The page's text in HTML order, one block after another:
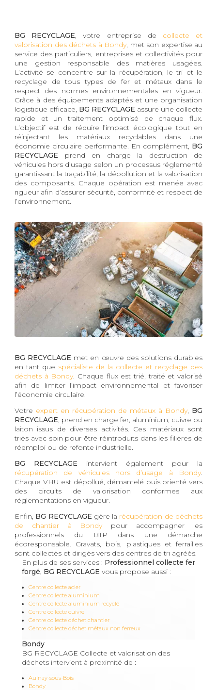
BG RECYCLAGE, votre entreprise de collecte et
valorisation des déchets à Bondy, met son expertise au
service des particuliers, entreprises et collectivités pour
une gestion responsable des matières usagées.
L’activité se concentre sur la récupération, le tri et le
recyclage de tous types de fer et métaux dans le
respect des normes environnementales en vigueur.
Grâce à des équipements adaptés et une organisation
logistique efficace, BG RECYCLAGE assure une collecte
rapide et un traitement optimisé de chaque flux.
L’objectif est de réduire l’impact écologique tout en
réinjectant les matériaux recyclables dans une
économie circulaire performante. En complément, BG
RECYCLAGE prend en charge la destruction de
véhicules hors d’usage selon un processus réglementé
garantissant la traçabilité, la dépollution et la valorisation
des composants. Chaque opération est menée avec
rigueur afin d’assurer sécurité, conformité et respect de
l’environnement.
BG RECYCLAGE met en œuvre des solutions durables
en tant que spécialiste de la collecte et recyclage des
déchets à Bondy. Chaque flux est trié, traité et valorisé
afin de limiter l’impact environnemental et favoriser
l’économie circulaire.
Votre expert en récupération de métaux à Bondy, BG
RECYCLAGE, prend en charge fer, aluminium, cuivre ou
laiton issus de diverses activités. Ces matériaux sont
triés avec soin pour être réintroduits dans les filières de
réemploi ou de refonte industrielle.
BG RECYCLAGE intervient également pour la
récupération de véhicules hors d’usage à Bondy.
Chaque VHU est dépollué, démantelé puis orienté vers
des circuits de valorisation conformes aux
réglementations en vigueur.
Enfin, BG RECYCLAGE gère la récupération de déchets
de chantier à Bondypour accompagner les
professionnels du BTP dans une démarche
écoresponsable. Gravats, bois, plastiques et ferrailles
sont collectés et dirigés vers des centres de tri agréés.
En plus de ses services : Professionnel collecte fer
forgé, BG RECYCLAGE vous propose aussi :
Centre collecte acier
Centre collecte aluminium
Centre collecte aluminium recyclé
Centre collecte cuivre
Centre collecte déchet chantier
Centre collecte déchet métaux non ferreux
Bondy
BG RECYCLAGE Collecte et valorisation des
déchets intervient à proximité de :
Aulnay-sous-Bois
Bondy